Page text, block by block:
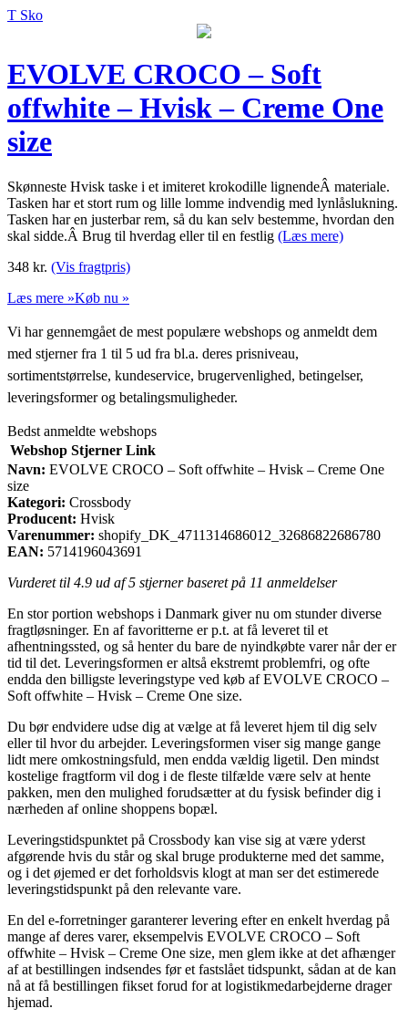
T Sko
EVOLVE CROCO – Soft
offwhite – Hvisk – Creme One
size
Skønneste Hvisk taske i et imiteret krokodille lignendeÂ materiale.
Tasken har et stort rum og lille lomme indvendig med lynlåslukning.
Tasken har en justerbar rem, så du kan selv bestemme, hvordan den
skal sidde.Â Brug til hverdag eller til en festlig (Læs mere)
348 kr. (Vis fragtpris)
Læs mere »Køb nu »
Vi har gennemgået de mest populære webshops og anmeldt dem
med stjerner fra 1 til 5 ud fra bl.a. deres prisniveau,
sortimentstørrelse, kundeservice, brugervenlighed, betingelser,
leveringsformer og betalingsmuligheder.
Bedst anmeldte webshops
Webshop Stjerner Link
Navn: EVOLVE CROCO – Soft offwhite – Hvisk – Creme One
size
Kategori: Crossbody
Producent: Hvisk
Varenummer: shopify_DK_4711314686012_32686822686780
EAN: 5714196043691
Vurderet til 4.9 ud af 5 stjerner baseret på 11 anmeldelser
En stor portion webshops i Danmark giver nu om stunder diverse
fragtløsninger. En af favoritterne er p.t. at få leveret til et
afhentningssted, og så henter du bare de nyindkøbte varer når der er
tid til det. Leveringsformen er altså ekstremt problemfri, og ofte
endda den billigste leveringstype ved køb af EVOLVE CROCO –
Soft offwhite – Hvisk – Creme One size.
Du bør endvidere udse dig at vælge at få leveret hjem til dig selv
eller til hvor du arbejder. Leveringsformen viser sig mange gange
lidt mere omkostningsfuld, men endda vældig ligetil. Den mindst
kostelige fragtform vil dog i de fleste tilfælde være selv at hente
pakken, men den mulighed forudsætter at du fysisk befinder dig i
nærheden af online shoppens bopæl.
Leveringstidspunktet på Crossbody kan vise sig at være yderst
afgørende hvis du står og skal bruge produkterne med det samme,
og i det øjemed er det forholdsvis klogt at man ser det estimerede
leveringstidspunkt på den relevante vare.
En del e-forretninger garanterer levering efter en enkelt hverdag på
mange af deres varer, eksempelvis EVOLVE CROCO – Soft
offwhite – Hvisk – Creme One size, men glem ikke at det afhænger
af at bestillingen indsendes før et fastslået tidspunkt, sådan at de kan
nå at få bestillingen fikset forud for at logistikmedarbejderne drager
hjemad.